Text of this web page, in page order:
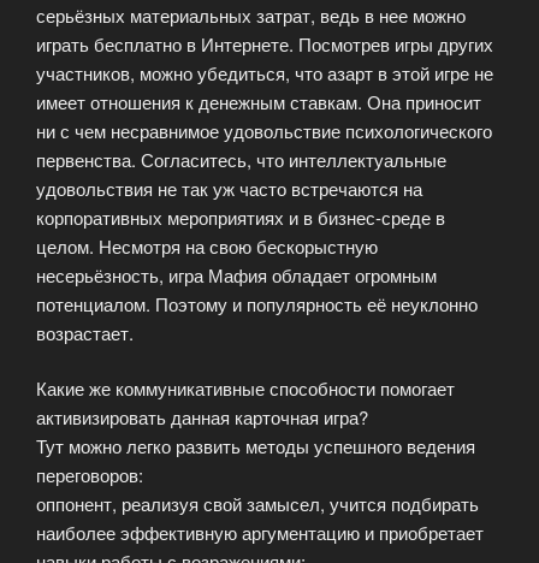
серьёзных материальных затрат, ведь в нее можно
играть бесплатно в Интернете. Посмотрев игры других
участников, можно убедиться, что азарт в этой игре не
имеет отношения к денежным ставкам. Она приносит
ни с чем несравнимое удовольствие психологического
первенства. Согласитесь, что интеллектуальные
удовольствия не так уж часто встречаются на
корпоративных мероприятиях и в бизнес-среде в
целом. Несмотря на свою бескорыстную
несерьёзность, игра Мафия обладает огромным
потенциалом. Поэтому и популярность её неуклонно
возрастает.
Какие же коммуникативные способности помогает
активизировать данная карточная игра?
Тут можно легко развить методы успешного ведения
переговоров:
оппонент, реализуя свой замысел, учится подбирать
наиболее эффективную аргументацию и приобретает